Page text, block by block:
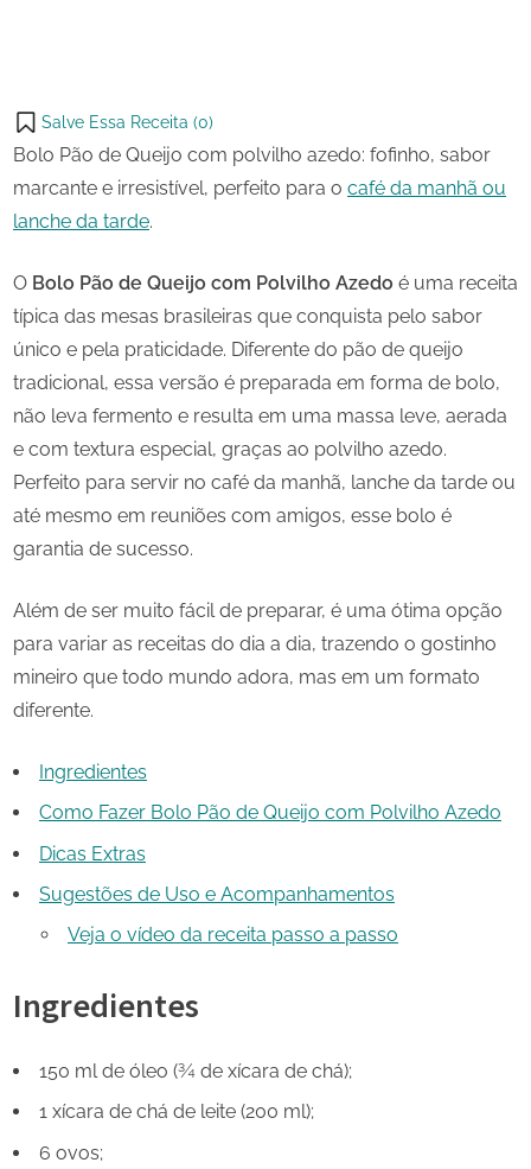
on
X
Salve Essa Receita (0)
Bolo Pão de Queijo com polvilho azedo: fofinho, sabor
marcante e irresistível, perfeito para o café da manhã ou
lanche da tarde.
O Bolo Pão de Queijo com Polvilho Azedo é uma receita
típica das mesas brasileiras que conquista pelo sabor
único e pela praticidade. Diferente do pão de queijo
tradicional, essa versão é preparada em forma de bolo,
não leva fermento e resulta em uma massa leve, aerada
e com textura especial, graças ao polvilho azedo.
Perfeito para servir no café da manhã, lanche da tarde ou
até mesmo em reuniões com amigos, esse bolo é
garantia de sucesso.
Além de ser muito fácil de preparar, é uma ótima opção
para variar as receitas do dia a dia, trazendo o gostinho
mineiro que todo mundo adora, mas em um formato
diferente.
Ingredientes
Como Fazer Bolo Pão de Queijo com Polvilho Azedo
Dicas Extras
Sugestões de Uso e Acompanhamentos
Veja o vídeo da receita passo a passo
Ingredientes
150 ml de óleo (¾ de xícara de chá);
1 xícara de chá de leite (200 ml);
6 ovos;